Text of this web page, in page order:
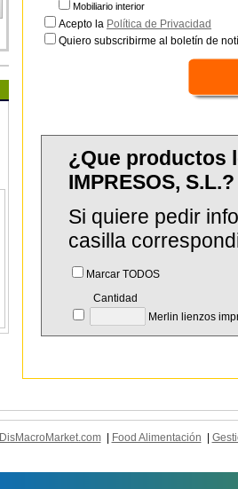
Mobiliario interior
Acepto la Política de Privacidad
Quiero subscribirme al boletín de
¿Que productos
IMPRESOS, S.L.?
Si quiere pedir
casilla
Marcar TODOS
Cantidad
Merlin lienzos
DisMacroMarket.com| Food Alimentación